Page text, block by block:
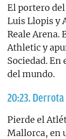
El portero
Luis Llopis y
Reale Arena.
Athletic y
Sociedad.
del mundo.
20:23.
Pierde el
Mallorca, en